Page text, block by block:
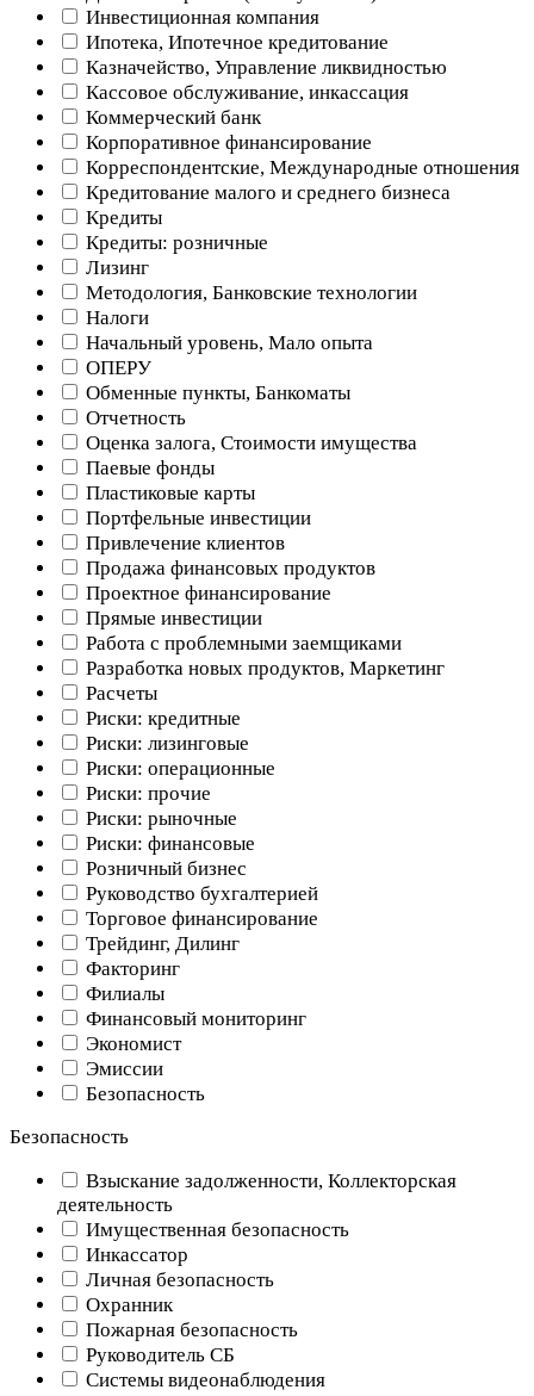
Инвестиционная компания
Ипотека, Ипотечное кредитование
Казначейство, Управление ликвидностью
Кассовое обслуживание, инкассация
Коммерческий банк
Корпоративное финансирование
Корреспондентские, Международные отношения
Кредитование малого и среднего бизнеса
Кредиты
Кредиты: розничные
Лизинг
Методология, Банковские технологии
Налоги
Начальный уровень, Мало опыта
ОПЕРУ
Обменные пункты, Банкоматы
Отчетность
Оценка залога, Стоимости имущества
Паевые фонды
Пластиковые карты
Портфельные инвестиции
Привлечение клиентов
Продажа финансовых продуктов
Проектное финансирование
Прямые инвестиции
Работа с проблемными заемщиками
Разработка новых продуктов, Маркетинг
Расчеты
Риски: кредитные
Риски: лизинговые
Риски: операционные
Риски: прочие
Риски: рыночные
Риски: финансовые
Розничный бизнес
Руководство бухгалтерией
Торговое финансирование
Трейдинг, Дилинг
Факторинг
Филиалы
Финансовый мониторинг
Экономист
Эмиссии
Безопасность
Безопасность
Взыскание задолженности, Коллекторская
деятельность
Имущественная безопасность
Инкассатор
Личная безопасность
Охранник
Пожарная безопасность
Руководитель СБ
Системы видеонаблюдения